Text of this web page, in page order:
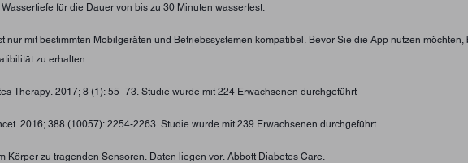
für die Dauer von bis zu 30 Minuten wasserfest.
nur mit bestimmten Mobilgeräten und Betriebssystemen kompatibel. Bevor Sie die App nutzen
zu erhalten.
Therapy. 2017; 8 (1): 55–73. Studie wurde mit 224 Erwachsenen durchgeführt
2016; 388 (10057): 2254-2263. Studie wurde mit 239 Erwachsenen durchgeführt.
Körper zu tragenden Sensoren. Daten liegen vor. Abbott Diabetes Care.